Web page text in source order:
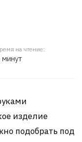
на чтение:
минут
изделие
подобрать под